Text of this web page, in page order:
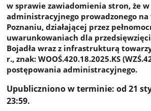
w sprawie zawiadomienia stron, że
administracyjnego prowadzonego na
Poznaniu, działającej przez
uwarunkowaniach dla
Bojadła wraz z infrastrukturą
r., znak: WOOŚ.420.18.2025.KS
postępowania administracyjnego.
Upubliczniono w terminie: od 21
23:59.